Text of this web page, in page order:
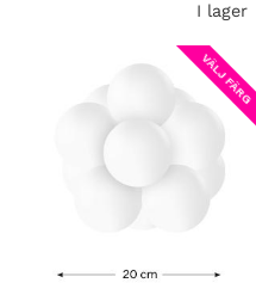
I lager
VÄLJ FÄRG